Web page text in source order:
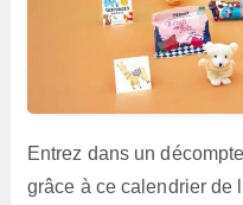
Entrez dans un
grâce à ce calendrier de